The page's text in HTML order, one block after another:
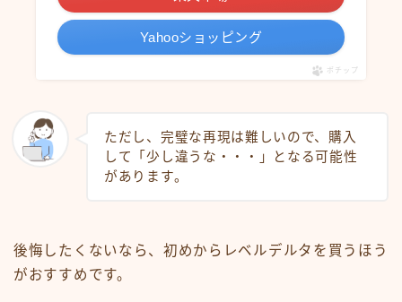
Yahooショッピング
ポチップ
ただし、完璧な再現は難しいので、購入
して「少し違うな・・・」となる可能性
があります。
後悔したくないなら、初めからレベルデルタを買うほう
がおすすめです。